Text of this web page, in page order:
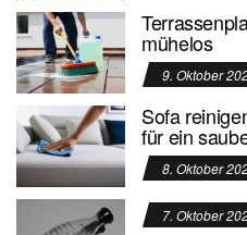
mühelos
9. Oktober
Sofa
für ein
8. Oktober
7. Oktober